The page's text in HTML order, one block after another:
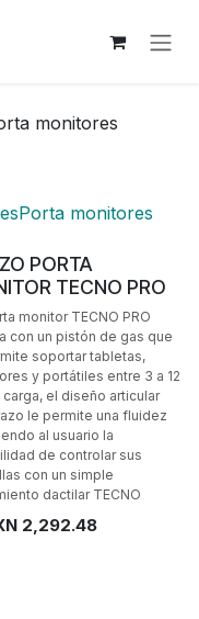
monitores
Porta monitores
PORTA
TECNO PRO
monitor TECNO PRO
con un pistón de gas que
soportar tabletas,
y portátiles entre 3 a 12
el diseño articular
le permite una fluidez
al usuario la
de controlar sus
con un simple
dactilar TECNO
2,292.48